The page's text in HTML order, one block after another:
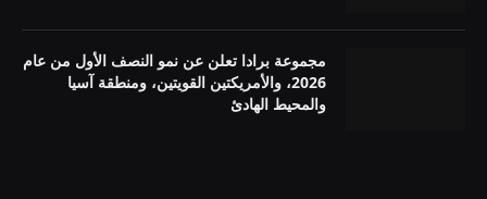
مجموعة برادا تعلن عن نمو النصف الأول من عام
2026، والأمريكتين القويتين، ومنطقة آسيا
والمحيط الهادئ